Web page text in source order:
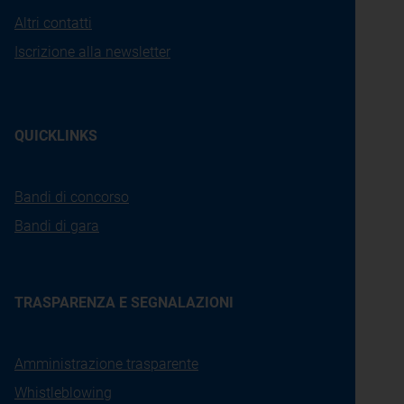
Altri contatti
Iscrizione alla newsletter
QUICKLINKS
Bandi di concorso
Bandi di gara
TRASPARENZA E SEGNALAZIONI
Amministrazione trasparente
Whistleblowing